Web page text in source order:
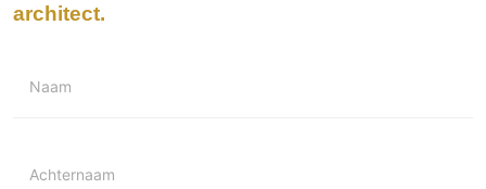
Wifi
architect
Naam
Achternaam